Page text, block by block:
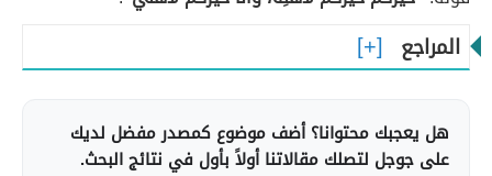
المراجع
هل يعجبك محتوانا؟ أضف موضوع كمصدر مفضل لديك
على جوجل لتصلك مقالاتنا أولاً بأول في نتائج البحث.